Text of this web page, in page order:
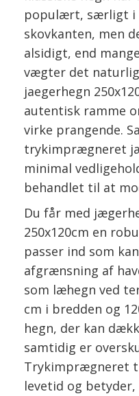
populært, særligt i
skovkanten, men
alsidigt, end
vægter det
jaegerhegn
autentisk ramme
virke prangende.
trykimprægneret
minimal
behandlet til at
Du får med
250x120cm en
passer ind som
afgrænsning af
som læhegn ved
cm i bredden og
hegn, der kan
samtidig er
Trykimprægneret
levetid og